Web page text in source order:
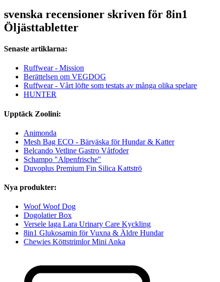
svenska recensioner skriven för 8in1
Öljästtabletter
Senaste artiklarna:
Ruffwear - Mission
Berättelsen om VEGDOG
Ruffwear - Vårt löfte som testats av många olika spelare
HUNTER
Upptäck Zoolini:
Animonda
Mesh Bag ECO - Bärväska för Hundar & Katter
Belcando Vetline Gastro Våtfoder
Schampo "Alpenfrische"
Duvoplus Premium Fin Silica Kattströ
Nya produkter:
Woof Woof Dog
Dogolatier Box
Versele laga Lara Urinary Care Kyckling
8in1 Glukosamin för Vuxna & Äldre Hundar
Chewies Köttstrimlor Mini Anka